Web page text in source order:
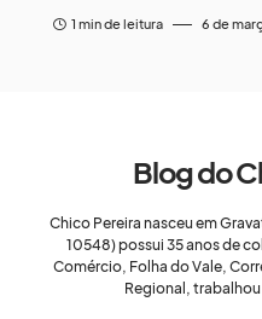
1 min de leitura 6 de
Blog do
Chico Pereira nasceu em
10548) possui 35 anos de
Comércio, Folha do Vale,
Regional,